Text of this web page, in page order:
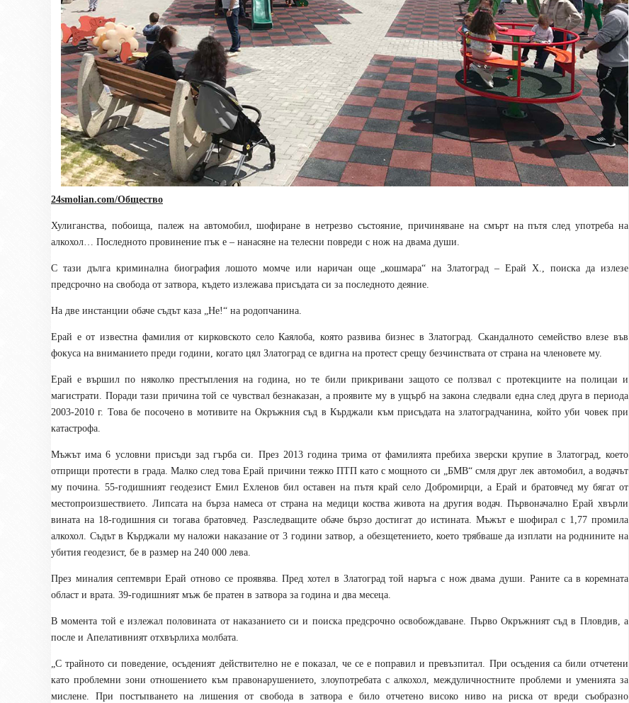
24smolian.com/Общество
Хулиганства, побоища, палеж на автомобил, шофиране в нетрезво състояние, причиняване на смърт на пътя след употреба на
алкохол… Последното провинение пък е – нанасяне на телесни повреди с нож на двама души.
С тази дълга криминална биография лошото момче или наричан още „кошмара“ на Златоград – Ерай Х., поиска да излезе
предсрочно на свобода от затвора, където излежава присъдата си за последното деяние.
На две инстанции обаче съдът каза „Не!“ на родопчанина.
Ерай е от известна фамилия от кирковското село Каялоба, която развива бизнес в Златоград. Скандалното семейство влезе във
фокуса на вниманието преди години, когато цял Златоград се вдигна на протест срещу безчинствата от страна на членовете му.
Ерай е вършил по няколко престъпления на година, но те били прикривани защото се ползвал с протекциите на полицаи и
магистрати. Поради тази причина той се чувствал безнаказан, а проявите му в ущърб на закона следвали една след друга в периода
2003-2010 г. Това бе посочено в мотивите на Окръжния съд в Кърджали към присъдата на златоградчанина, който уби човек при
катастрофа.
Мъжът има 6 условни присъди зад гърба си. През 2013 година трима от фамилията пребиха зверски крупие в Златоград, което
отприщи протести в града. Малко след това Ерай причини тежко ПТП като с мощното си „БМВ“ смля друг лек автомобил, а водачът
му почина. 55-годишният геодезист Емил Ехленов бил оставен на пътя край село Добромирци, а Ерай и братовчед му бягат от
местопроизшествието. Липсата на бърза намеса от страна на медици коства живота на другия водач. Първоначално Ерай хвърли
вината на 18-годишния си тогава братовчед. Разследващите обаче бързо достигат до истината. Мъжът е шофирал с 1,77 промила
алкохол. Съдът в Кърджали му наложи наказание от 3 години затвор, а обезщетението, което трябваше да изплати на роднините на
убития геодезист, бе в размер на 240 000 лева.
През миналия септември Ерай отново се проявява. Пред хотел в Златоград той наръга с нож двама души. Раните са в коремната
област и врата. 39-годишният мъж бе пратен в затвора за година и два месеца.
В момента той е излежал половината от наказанието си и поиска предсрочно освобождаване. Първо Окръжният съд в Пловдив, а
после и Апелативният отхвърлиха молбата.
„С трайното си поведение, осъденият действително не е показал, че се е поправил и превъзпитал. При осъдения са били отчетени
като проблемни зони отношението към правонарушението, злоупотребата с алкохол, междуличностните проблеми и уменията за
мислене. При постъпването на лишения от свобода в затвора е било отчетено високо ниво на риска от вреди съобразно